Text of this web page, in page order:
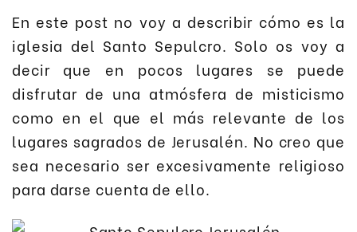
En este post no voy a describir cómo es la
iglesia del Santo Sepulcro. Solo os voy a
decir que en pocos lugares se puede
disfrutar de una atmósfera de misticismo
como en el que el más relevante de los
lugares sagrados de Jerusalén. No creo que
sea necesario ser excesivamente religioso
para darse cuenta de ello.